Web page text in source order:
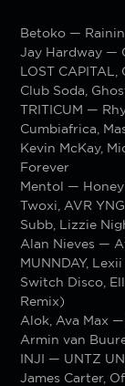
Betoko —
Jay Hardway —
LOST
Club Soda,
TRITICUM —
Cumbiafrica,
Kevin McKay,
Forever
Mentol — Honey
Twoxi, AVR
Subb, Lizzie
Alan Nieves —
MUNNDAY,
Switch Disco,
Remix)
Alok, Ava Max
Armin van
INJI — UNTZ
James Carter,